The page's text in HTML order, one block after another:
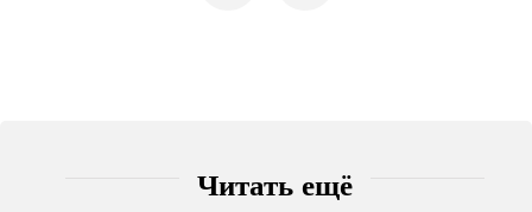
Читать ещё